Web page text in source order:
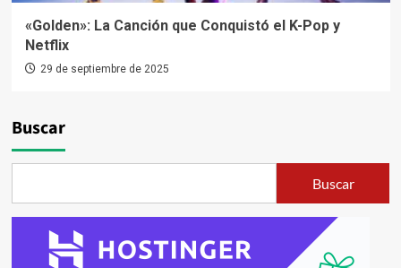
«Golden»: La Canción que Conquistó el K-Pop y
Netflix
29 de septiembre de 2025
Buscar
Buscar